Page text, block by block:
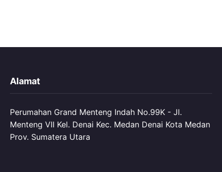
Alamat
Perumahan Grand Menteng Indah No.99K - Jl.
Menteng VII Kel. Denai Kec. Medan Denai Kota Medan
Prov. Sumatera Utara